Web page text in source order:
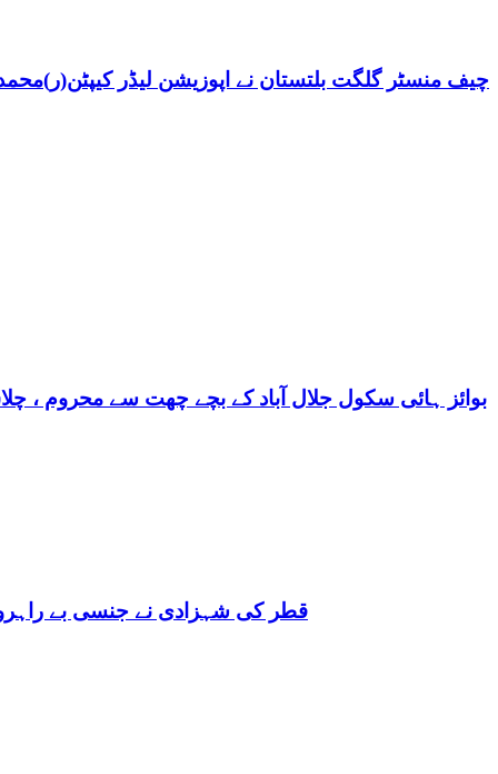
چیف منسٹر گلگت بلتستان نے اپوزیشن لیڈر
بوائز ہائی سکول جلال آباد کے بچے چھت سے محروم ،
قطر کی شہزادی نے جنسی بے راہروی میں مغرب کو